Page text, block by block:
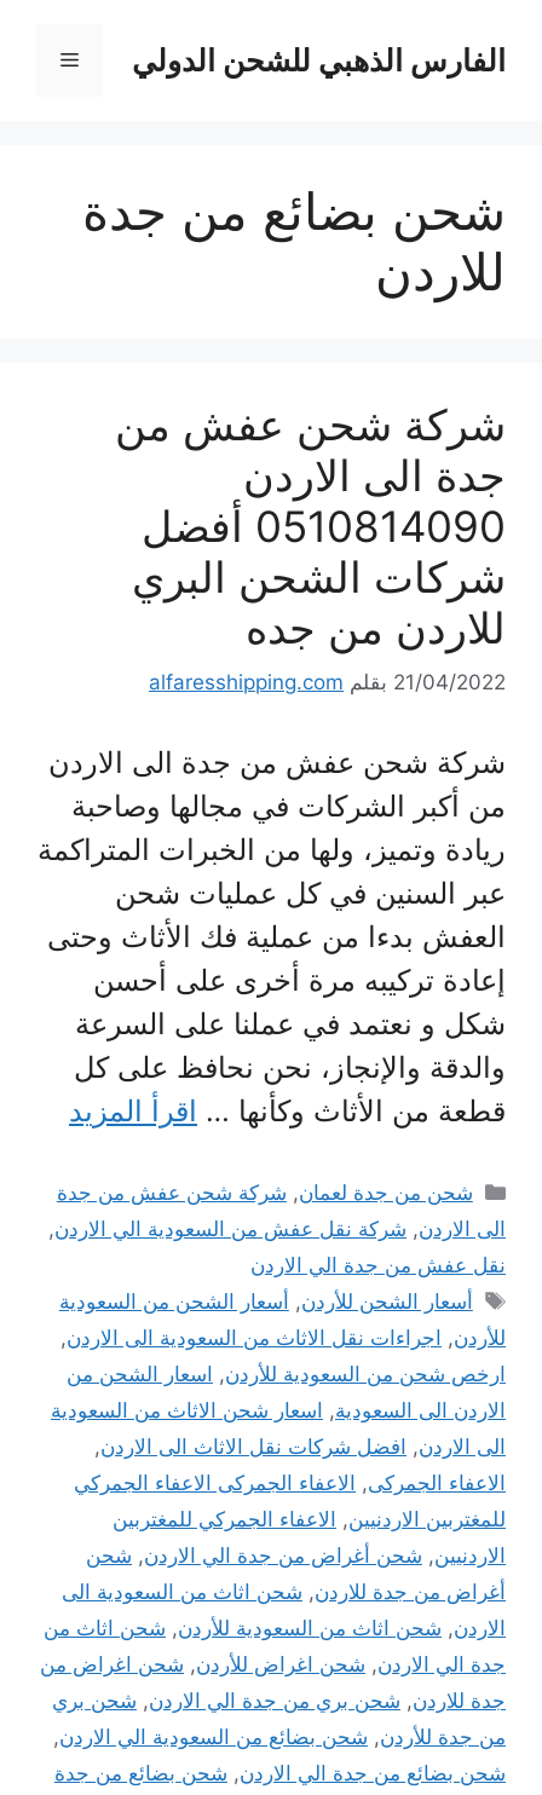
المحتوىالفارس الذهبي للشحن الدولي القائمة
شحن بضائع من جدة
للاردن
شركة شحن عفش من
جدة الى الاردن
0510814090 أفضل
شركات الشحن البري
للاردن من جده
21/04/2022 بقلم alfaresshipping.com
شركة شحن عفش من جدة الى الاردن
من أكبر الشركات في مجالها وصاحبة
ريادة وتميز، ولها من الخبرات المتراكمة
عبر السنين في كل عمليات شحن
العفش بدءا من عملية فك الأثاث وحتى
إعادة تركيبه مرة أخرى على أحسن
شكل و نعتمد في عملنا على السرعة
والدقة والإنجاز، نحن نحافظ على كل
قطعة من الأثاث وكأنها … اقرأ المزيد
التصنيفات
شحن من جدة لعمان, شركة شحن عفش من جدة
الى الاردن, شركة نقل عفش من السعودية الي الاردن,
نقل عفش من جدة الي الاردن
الوسوم
أسعار الشحن للأردن, أسعار الشحن من السعودية
للأردن, اجراءات نقل الاثاث من السعودية الى الاردن,
ارخص شحن من السعودية للأردن, اسعار الشحن من
الاردن الى السعودية, اسعار شحن الاثاث من السعودية
الى الاردن, افضل شركات نقل الاثاث الى الاردن,
الاعفاء الجمركى, الاعفاء الجمركى الاعفاء الجمركي
للمغتربين الاردنيين, الاعفاء الجمركي للمغتربين
الاردنيين, شحن أغراض من جدة الي الاردن, شحن
أغراض من جدة للاردن, شحن اثاث من السعودية الى
الاردن, شحن اثاث من السعودية للأردن, شحن اثاث من
جدة الي الاردن, شحن اغراض للأردن, شحن اغراض من
جدة للاردن, شحن بري من جدة الي الاردن, شحن بري
من جدة للأردن, شحن بضائع من السعودية الي الاردن,
شحن بضائع من جدة الي الاردن, شحن بضائع من جدة